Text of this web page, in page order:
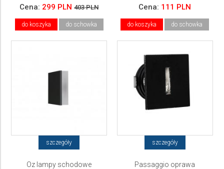
Cena: 299 PLN 403 PLN
do koszyka do schowka
Cena: 111 PLN
do koszyka do schowka
szczegóły
Oz lampy schodowe
szczegóły
Passaggio oprawa